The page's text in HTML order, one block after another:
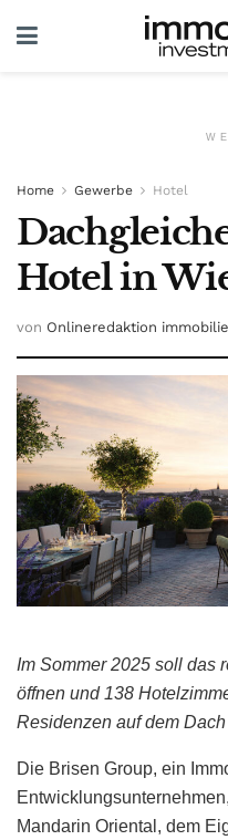
Home Gewerbe Hotel
Hotel in
von Onlineredaktion
Im Sommer 2025 soll das
öffnen und 138
Residenzen auf dem
Die Brisen Group, ein
Mandarin Oriental, dem